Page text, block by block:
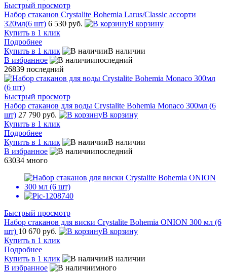
Быстрый просмотр
Набор стаканов Crystalite Bohemia Larus/Classic ассорти
320мл(6 шт) 6 530 руб.
В корзину
Купить в 1 клик
Подробнее
Купить в 1 клик
В наличии
В избранное
последний
26839 последний
Быстрый просмотр
Набор стаканов для воды Crystalite Bohemia Monaco 300мл (6
шт) 27 790 руб.
В корзину
Купить в 1 клик
Подробнее
Купить в 1 клик
В наличии
В избранное
последний
63034 много
Быстрый просмотр
Набор стаканов для виски Crystalite Bohemia ONION 300 мл (6
шт) 10 670 руб.
В корзину
Купить в 1 клик
Подробнее
Купить в 1 клик
В наличии
В избранное
много